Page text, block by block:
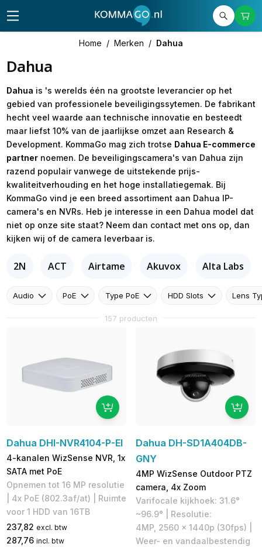
Home / Merken / Dahua
Dahua
Dahua is 's werelds één na grootste leverancier op het
gebied van professionele beveiligingssytemen. De fabrikant
hecht veel waarde aan technische innovatie en besteedt
maar liefst 10% van de jaarlijkse omzet aan Research &
Development. KommaGo mag zich trotse Dahua E-commerce
partnernoemen. De beveiligingscamera's van Dahua zijn
razend populair vanwege de uitstekende prijs-
kwaliteitverhouding en het hoge installatiegemak. Bij
KommaGo vind je een breed assortiment aan Dahua IP-
camera's en NVRs. Heb je interesse in een Dahua model dat
niet op onze site staat? Neem dan contact met ons op, dan
kijken wij of de camera leverbaar is.
2N ACT Airtame Akuvox Alta Labs
Audio PoE Type PoE HDD Slots Lens
157 producten
Dahua DHI-NVR4104-P-EI
4-kanalen WizSense NVR, 1x
SATA met PoE
Opnemen tot 16 MP resolutie
| 4x PoE (802.3af/at) | Ruimte
voor 1 HDD van 16TB
237,82 excl. btw
287,76 incl. btw
Dahua DH-SD1A404DB-
GNY
4MP WizSense Outdoor PTZ
camera, 4x Zoom
Varifocale kijkhoek: 31.6°
~96.9° | Resolutie:
4MP, 2560 x 1440p (30fps) |
Weer- en vandaalbestendig